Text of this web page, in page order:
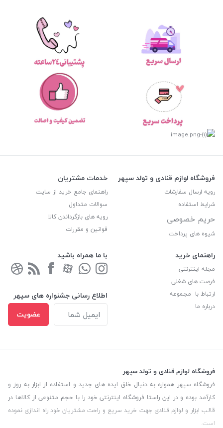
فروشگاه لوازم قنادی و تولد سپهر
رویه ارسال سفارشات
شرایط استفاده
حریم خصوصی
شیوه های پرداخت
خدمات مشتریان
راهنمای جامع خرید از سایت
سوالات متداول
رویه های بازگرداندن کالا
قوانین و مقررات
راهنمای خرید
مجله اینترنتی
فرصت های شغلی
ارتباط با مجموعه
درباره ما
با ما همراه باشید
اطلاع رسانی جشنواره های سپهر
عضویت
فروشگاه لوازم قنادی و تولد سپهر
فروشگاه سپهر همواره به دنبال خلق ایده های جدید و استفاده از ابزار به روز و
کارآمد بوده و در این راستا فروشگاه اینترنتی خود را با حجم متنوعی از کالاها در
قالب ابزار و لوازم قنادی جهت خرید سریع و راحت مشتریان خود راه اندازی نموده
است.